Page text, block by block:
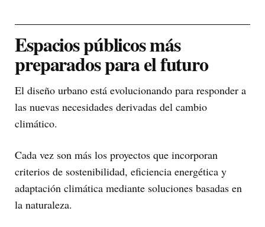
Espacios públicos más
preparados para el futuro
El diseño urbano está evolucionando para responder a
las nuevas necesidades derivadas del cambio
climático.
Cada vez son más los proyectos que incorporan
criterios de sostenibilidad, eficiencia energética y
adaptación climática mediante soluciones basadas en
la naturaleza.